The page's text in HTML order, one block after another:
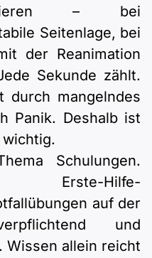
– bei
Seitenlage, bei
der Reanimation
Sekunde zählt.
durch mangelndes
Panik. Deshalb ist
Schulungen.
Erste-Hilfe-
auf der
und
Wissen allein reicht